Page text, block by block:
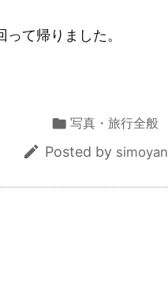
て帰りました。
 写真・旅行全般
 Posted by simoyan